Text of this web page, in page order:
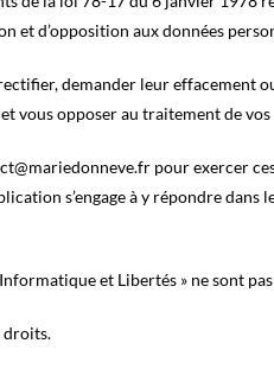
et d’opposition aux données
demander leur
vous opposer au traitement de vos
pour exercer
s’engage à y répondre dans
et Libertés » ne sont
droits.